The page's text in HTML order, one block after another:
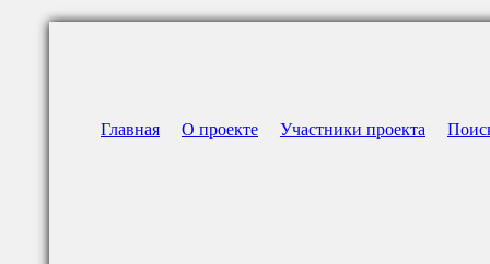
Главная О проекте Участники проекта